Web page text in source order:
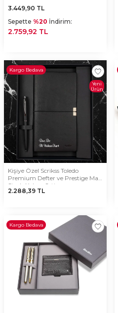
3.449,90 TL
Sepette %20 İndirim:
2.759,92 TL
Kargo Bedava
Yeni
Ürün
Kişiye Özel Scrikss Toledo
Premium Defter ve Prestige Mat
Siyah Kalem Seti
2.288,39 TL
Kargo Bedava